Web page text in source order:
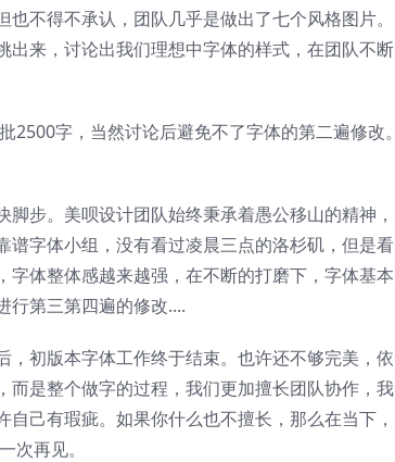
不得不承认，团队几乎是做出了七个风格图片。
来，讨论出我们理想中字体的样式，在团队不断
2500字，当然讨论后避免不了字体的第二遍修改。
脚步。美呗设计团队始终秉承着愚公移山的精神，
字体小组，没有看过凌晨三点的洛杉矶，但是看
体整体感越来越强，在不断的打磨下，字体基本
行第三第四遍的修改....
，初版本字体工作终于结束。也许还不够完美，依
是整个做字的过程，我们更加擅长团队协作，我
己有瑕疵。如果你什么也不擅长，那么在当下，
次再见。